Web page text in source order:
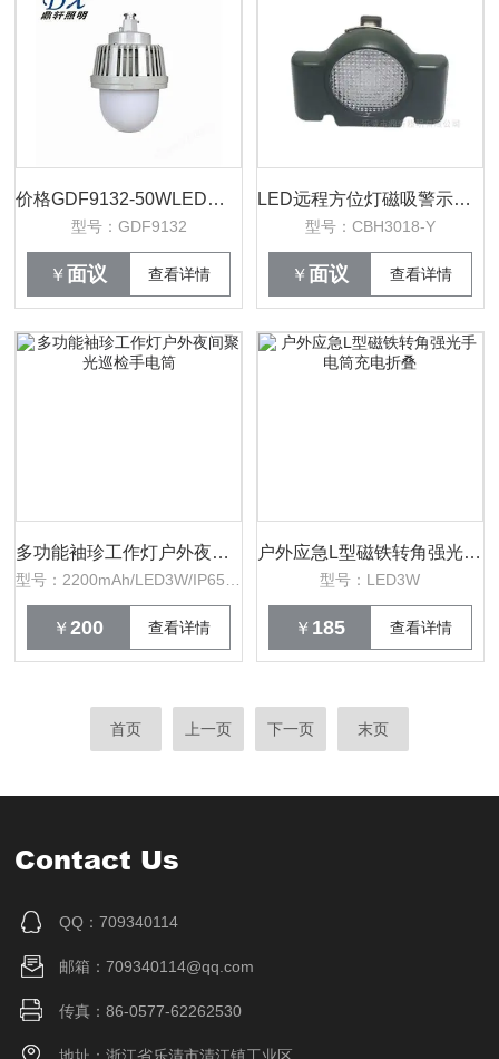
价格GDF9132-50WLED防眩泛光灯
型号：GDF9132
￥ 面议 查看详情
LED远程方位灯磁吸警示信号红色铁路充电LED
型号：CBH3018-Y
￥ 面议 查看详情
多功能袖珍工作灯户外夜间聚光巡检手电筒
￥200 查看详情
户外应急L型磁铁转角强光手电筒充电折叠
型号：LED3W
￥ 185 查看详情
首页 上一页 下一页 末页
Contact Us
QQ：709340114
邮箱：709340114@qq.com
传真：86-0577-62262530